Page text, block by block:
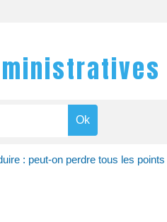
: peut-on perdre tous les